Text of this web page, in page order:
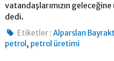
vatandaşlarımızın
dedi.
Etiketler : Alparslan
petrol , petrol üretimi